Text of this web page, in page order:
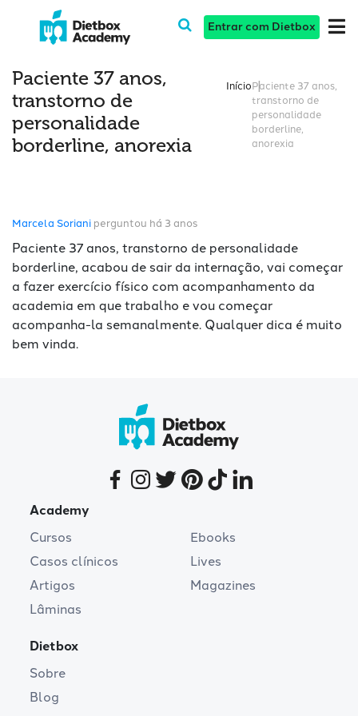
Entrar com Dietbox
Paciente 37 anos,
transtorno de
personalidade
borderline, anorexia
InícioPaciente 37 anos,
transtorno de
personalidade
borderline,
anorexia
Marcela Soriani perguntou há 3 anos
Paciente 37 anos, transtorno de personalidade
borderline, acabou de sair da internação, vai começar
a fazer exercício físico com acompanhamento da
academia em que trabalho e vou começar
acompanha-la semanalmente. Qualquer dica é muito
bem vinda.
Academy
Cursos
Casos clínicos
Artigos
Lâminas
Ebooks
Lives
Magazines
Dietbox
Sobre
Blog